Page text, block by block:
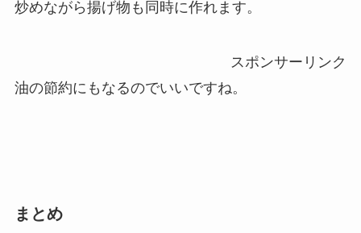
炒めながら揚げ物も同時に作れます。
スポンサーリンク
油の節約にもなるのでいいですね。
まとめ